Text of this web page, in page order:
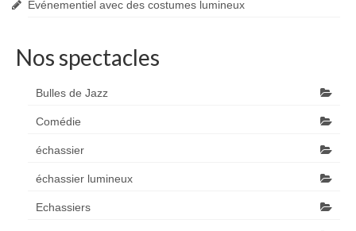
Événementiel avec des costumes lumineux
Nos spectacles
Bulles de Jazz
Comédie
échassier
échassier lumineux
Echassiers